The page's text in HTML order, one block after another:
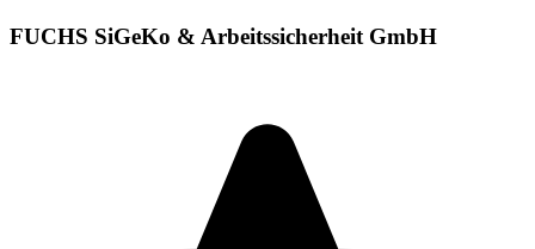
FUCHS SiGeKo & Arbeitssicherheit GmbH